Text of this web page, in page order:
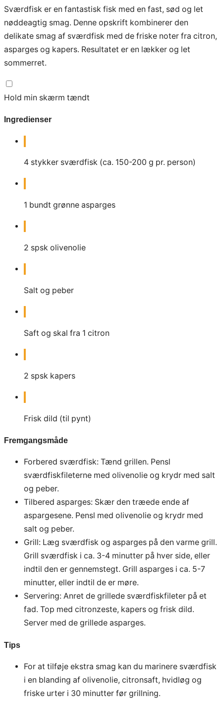
Sværdfisk er en fantastisk fisk med en fast, sød og let
nøddeagtig smag. Denne opskrift kombinerer den
delikate smag af sværdfisk med de friske noter fra citron,
asparges og kapers. Resultatet er en lækker og let
sommerret.
Hold min skærm tændt
Ingredienser
4 stykker sværdfisk (ca. 150-200 g pr. person)
1 bundt grønne asparges
2 spsk olivenolie
Salt og peber
Saft og skal fra 1 citron
2 spsk kapers
Frisk dild (til pynt)
Fremgangsmåde
Forbered sværdfisk: Tænd grillen. Pensl
sværdfiskfileterne med olivenolie og krydr med salt
og peber.
Tilbered asparges: Skær den træede ende af
aspargesene. Pensl med olivenolie og krydr med
salt og peber.
Grill: Læg sværdfisk og asparges på den varme grill.
Grill sværdfisk i ca. 3-4 minutter på hver side, eller
indtil den er gennemstegt. Grill asparges i ca. 5-7
minutter, eller indtil de er møre.
Servering: Anret de grillede sværdfiskfileter på et
fad. Top med citronzeste, kapers og frisk dild.
Server med de grillede asparges.
Tips
For at tilføje ekstra smag kan du marinere sværdfisk
i en blanding af olivenolie, citronsaft, hvidløg og
friske urter i 30 minutter før grillning.